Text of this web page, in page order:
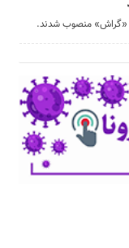
«گراش» منصوب شدند.